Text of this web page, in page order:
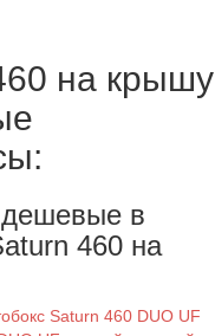
на крышу
в
460 на
Saturn 460 DUO UF